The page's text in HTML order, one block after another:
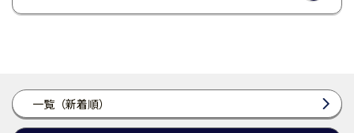
一覧（新着順）